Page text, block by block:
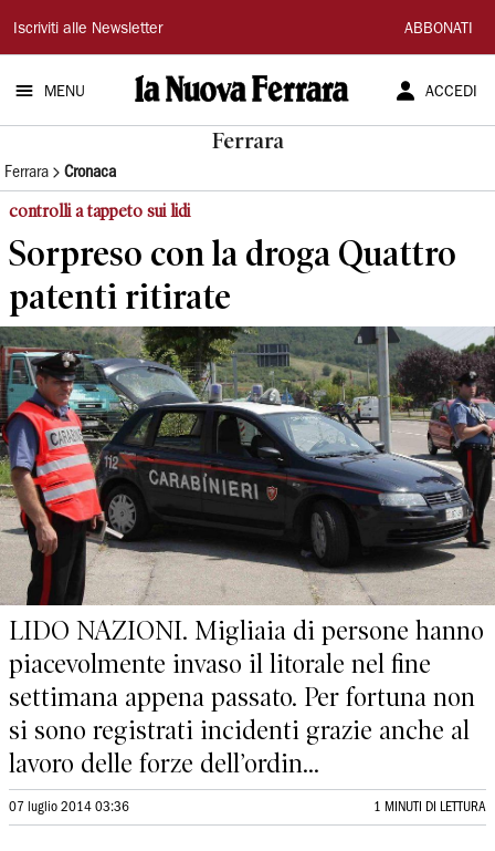
La
Nuova
Ferrara
Iscriviti alle Newsletter ABBONATI
MENU ACCEDI
Ferrara
Ferrara Cronaca
controlli a tappeto sui lidi
Sorpreso con la droga Quattro
patenti ritirate
LIDO NAZIONI. Migliaia di persone hanno
piacevolmente invaso il litorale nel fine
settimana appena passato. Per fortuna non
si sono registrati incidenti grazie anche al
lavoro delle forze dell’ordin...
07 luglio 2014 03:36 1 MINUTI DI LETTURA